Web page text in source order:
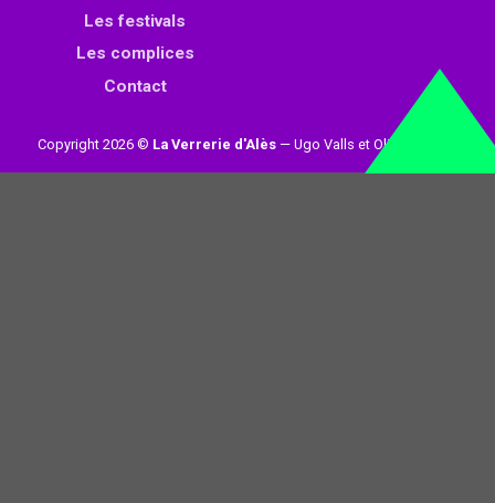
Les festivals
Les complices
Contact
Copyright 2026 © La Verrerie d'Alès— Ugo Valls et Olivier Loynet